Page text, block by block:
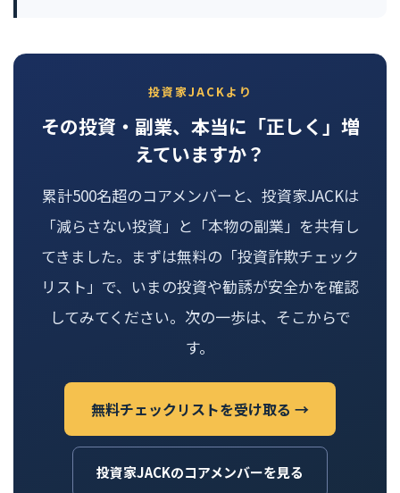
投資家JACKより
その投資・副業、本当に「正しく」増
えていますか？
累計500名超のコアメンバーと、投資家JACKは
「減らさない投資」と「本物の副業」を共有し
てきました。まずは無料の「投資詐欺チェック
リスト」で、いまの投資や勧誘が安全かを確認
してみてください。次の一歩は、そこからで
す。
無料チェックリストを受け取る →
投資家JACKのコアメンバーを見る